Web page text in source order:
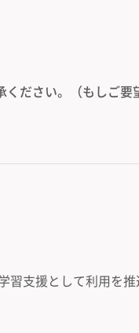
ださい。（もしご要
支援として利用を推